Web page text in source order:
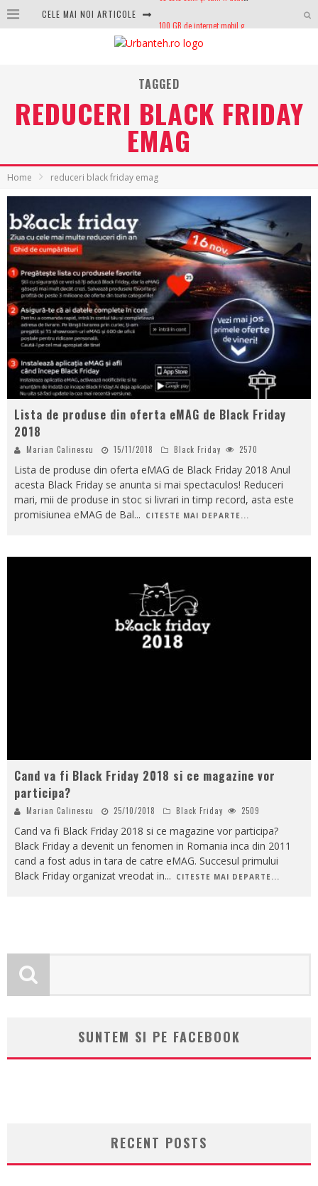
CELE MAI NOI ARTICOLE
Analiza producției fotovoltaice în România – cât produce un sistem solar pe timp de iarnă?
Ce este eSIM și cum îl activezi pe telefon? Ghid complet pentru Android și iPhone
TAGGED
REDUCERI BLACK FRIDAY
EMAG
Home reduceri black friday emag
Lista de produse din oferta eMAG de Black Friday
2018
Marian Calinescu 15/11/2018 Black Friday 2570
Lista de produse din oferta eMAG de Black Friday 2018 Anul
acesta Black Friday se anunta si mai spectaculos! Reduceri
mari, mii de produse in stoc si livrari in timp record, asta este
promisiunea eMAG de Bal... CITESTE MAI DEPARTE...
Cand va fi Black Friday 2018 si ce magazine vor
participa?
Marian Calinescu 25/10/2018 Black Friday 2509
Cand va fi Black Friday 2018 si ce magazine vor participa?
Black Friday a devenit un fenomen in Romania inca din 2011
cand a fost adus in tara de catre eMAG. Succesul primului
Black Friday organizat vreodat in... CITESTE MAI DEPARTE...
SUNTEM SI PE FACEBOOK
RECENT POSTS